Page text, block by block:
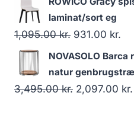
laminat/sort eg
1,095.00kr. 931.00 kr.
NOVASOLO
natur
3,495.00kr. 2,097.00 kr.